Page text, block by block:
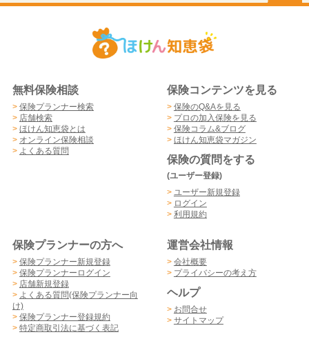
無料保険相談
> 保険プランナー検索
> 店舗検索
> ほけん知恵袋とは
> オンライン保険相談
> よくある質問
保険コンテンツを見る
> 保険のQ&Aを見る
> プロの加入保険を見る
> 保険コラム&ブログ
> ほけん知恵袋マガジン
保険の質問をする
(ユーザー登録)
> ユーザー新規登録
> ログイン
> 利用規約
保険プランナーの方へ
> 保険プランナー新規登録
> 保険プランナーログイン
> 店舗新規登録
> よくある質問(保険プランナー向
け)
> 保険プランナー登録規約
> 特定商取引法に基づく表記
運営会社情報
> 会社概要
> プライバシーの考え方
ヘルプ
> お問合せ
> サイトマップ